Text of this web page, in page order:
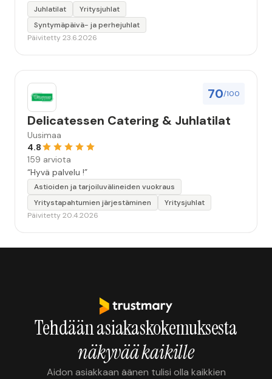
Juhlatilat
Yritysjuhlat
Syntymäpäivä- ja perhejuhlat
Päivitetty 23.6.2026
70/100
Delicatessen Catering & Juhlatilat
Uusimaa
4.8
159 arviota
“Hyvä palvelu !”
Astioiden ja tarjoiluvälineiden vuokraus
Yritystapahtumien järjestäminen
Yritysjuhlat
Päivitetty 20.4.2026
Tehdään asiakaskokemuksesta
näkyvää kaikille
Aidon asiakkaan äänen tulisi olla kaikkien